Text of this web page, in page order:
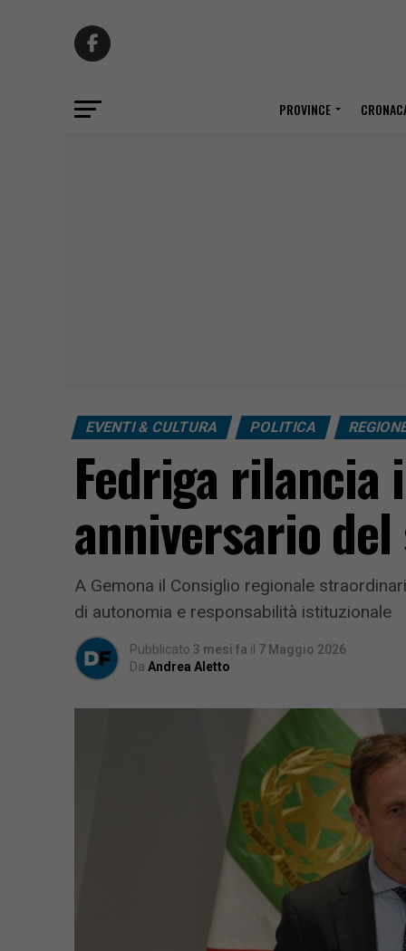
PROVINCE
EVENTI & CULTURA POLITICA
Fedriga rilancia
anniversario del
A Gemona il Consiglio regionale
di autonomia e responsabilità istituzionale
Pubblicato 3 mesi fa il 7 Maggio 2026
Da Andrea Aletto